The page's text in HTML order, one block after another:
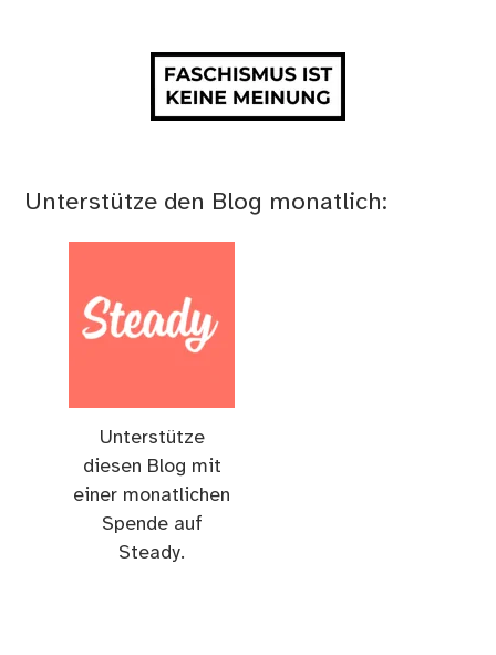
Unterstütze den Blog monatlich:
Unterstütze
diesen Blog mit
einer monatlichen
Spende auf
Steady.